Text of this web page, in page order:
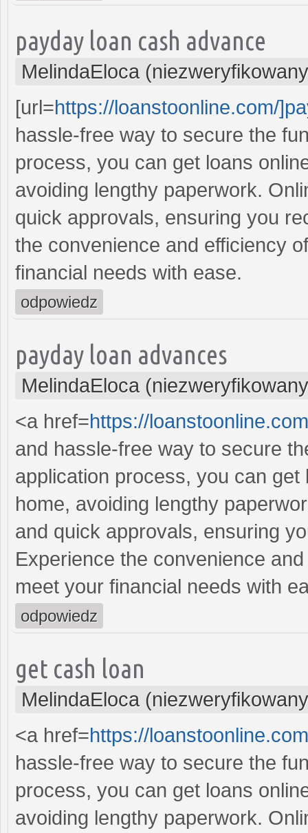
payday loan cash advance
MelindaEloca
[url=https://loanstoonline.com/
hassle-free way to secure the
process, you can get loans
avoiding lengthy paperwork.
quick approvals, ensuring you
the convenience and efficiency
financial needs with ease.
odpowiedz
payday loan advances
MelindaEloca
<a href=https://
and hassle-free way to secure
application process, you can
home, avoiding lengthy
and quick approvals, ensuring
Experience the convenience
meet your financial needs with
odpowiedz
get cash loan
MelindaEloca
<a href=https://
hassle-free way to secure the
process, you can get loans
avoiding lengthy paperwork.